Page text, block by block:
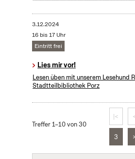
3.12.2024
16 bis 17 Uhr
Eintritt frei
Lies mir vor!
Lesen üben mit unserem Lesehund
Stadtteilbibliothek Porz
Treffer 1–10 von 30
|<
3